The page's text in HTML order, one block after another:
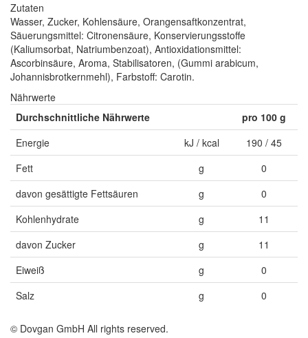
Zutaten
Wasser, Zucker, Kohlensäure, Orangensaftkonzentrat,
Säuerungsmittel: Citronensäure, Konservierungsstoffe
(Kaliumsorbat, Natriumbenzoat), Antioxidationsmittel:
Ascorbinsäure, Aroma, Stabilisatoren, (Gummi arabicum,
Johannisbrotkernmehl), Farbstoff: Carotin.
Nährwerte
Durchschnittliche Nährwerte
pro 100 g
Energie
kJ / kcal
190 / 45
Fett
g
0
davon gesättigte Fettsäuren
g
0
Kohlenhydrate
g
11
davon Zucker
g
11
Eiweiß
g
0
Salz
g 0
© Dovgan GmbH All rights reserved.